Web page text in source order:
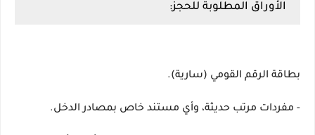
الأوراق المطلوبة للحجز:
بطاقة الرقم القومي (سارية).
- مفردات مرتب حديثة، وأي مستند خاص بمصادر الدخل.